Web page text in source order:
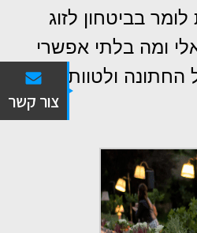
בביטחון לזוג
ומה בלתי אפשרי
החתונה ולטוות לאט
צור קשר